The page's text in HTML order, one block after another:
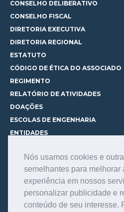
Nós usamos cookies e
semelhantes para melhorar
experiência em nossos
personalizar publicidade e
conteúdo de seu interesse.
CONSELHO DELIBERATIVO
CONSELHO FISCAL
DIRETORIA EXECUTIVA
DIRETORIA REGIONAL
ESTATUTO
CÓDIGO DE ÉTICA DO ASSOCIADO
REGIMENTO
RELATÓRIO DE ATIVIDADES
DOAÇÕES
ESCOLAS DE ENGENHARIA
ENTIDADES
CURSOS
CONHEÇA OS CURSOS
CENTRAL DE MENTORIA
CONTATO